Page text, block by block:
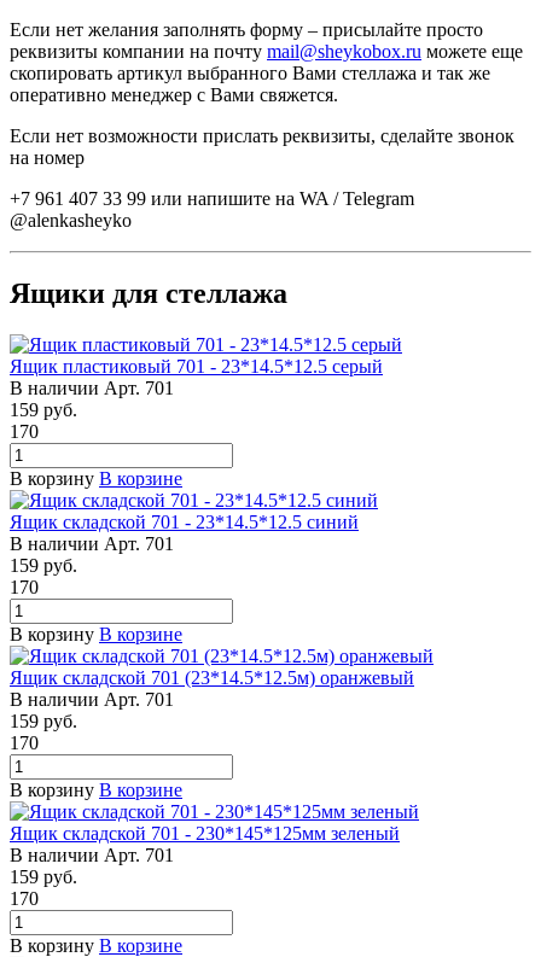
Если нет желания заполнять форму – присылайте просто
реквизиты компании на почту mail@sheykobox.ru можете еще
скопировать артикул выбранного Вами стеллажа и так же
оперативно менеджер с Вами свяжется.
Если нет возможности прислать реквизиты, сделайте звонок
на номер
+7 961 407 33 99 или напишите на WA / Telegram
@alenkasheyko
Ящики для стеллажа
Ящик пластиковый 701 - 23*14.5*12.5 серый
В наличии Арт. 701
159 руб.
170
В корзину В корзине
Ящик складской 701 - 23*14.5*12.5 синий
В наличии Арт. 701
159 руб.
170
В корзину В корзине
Ящик складской 701 (23*14.5*12.5м) оранжевый
В наличии Арт. 701
159 руб.
170
В корзину В корзине
Ящик складской 701 - 230*145*125мм зеленый
В наличии Арт. 701
159 руб.
170
В корзину В корзине